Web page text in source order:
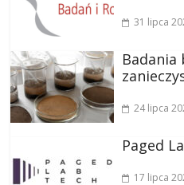
31 lipca
Badania
24 lipca
Paged
17 lipca